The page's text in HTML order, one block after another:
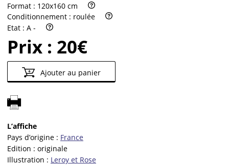
Format : 120x160 cm
Conditionnement : roulée
Etat : A -
Prix : 20€
Ajouter au panier
L’affiche
Pays d’origine : France
Edition : originale
Illustration : Leroy et Rose